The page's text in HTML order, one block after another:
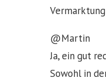
Vermarktung
@Martin
Ja, ein gut
Sowohl in